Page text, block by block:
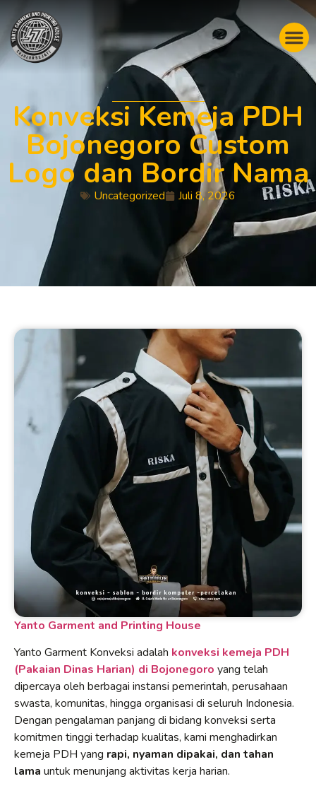
Konveksi Kemeja PDH
Bojonegoro Custom
Logo dan Bordir Nama
Uncategorized Juli 8, 2026
Yanto Garment and Printing House
Yanto Garment Konveksi adalah konveksi kemeja PDH
(Pakaian Dinas Harian) di Bojonegoro yang telah
dipercaya oleh berbagai instansi pemerintah, perusahaan
swasta, komunitas, hingga organisasi di seluruh Indonesia.
Dengan pengalaman panjang di bidang konveksi serta
komitmen tinggi terhadap kualitas, kami menghadirkan
kemeja PDH yang rapi, nyaman dipakai, dan tahan
lama untuk menunjang aktivitas kerja harian.